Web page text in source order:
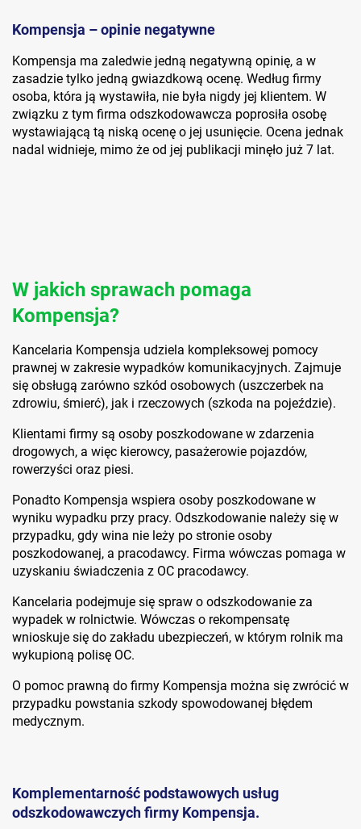
Kompensja – opinie negatywne
Kompensja ma zaledwie jedną negatywną opinię, a w
zasadzie tylko jedną gwiazdkową ocenę. Według firmy
osoba, która ją wystawiła, nie była nigdy jej klientem. W
związku z tym firma odszkodowawcza poprosiła osobę
wystawiającą tą niską ocenę o jej usunięcie. Ocena jednak
nadal widnieje, mimo że od jej publikacji minęło już 7 lat.
W jakich sprawach pomaga
Kompensja?
Kancelaria Kompensja udziela kompleksowej pomocy
prawnej w zakresie wypadków komunikacyjnych. Zajmuje
się obsługą zarówno szkód osobowych (uszczerbek na
zdrowiu, śmierć), jak i rzeczowych (szkoda na pojeździe).
Klientami firmy są osoby poszkodowane w zdarzenia
drogowych, a więc kierowcy, pasażerowie pojazdów,
rowerzyści oraz piesi.
Ponadto Kompensja wspiera osoby poszkodowane w
wyniku wypadku przy pracy. Odszkodowanie należy się w
przypadku, gdy wina nie leży po stronie osoby
poszkodowanej, a pracodawcy. Firma wówczas pomaga w
uzyskaniu świadczenia z OC pracodawcy.
Kancelaria podejmuje się spraw o odszkodowanie za
wypadek w rolnictwie. Wówczas o rekompensatę
wnioskuje się do zakładu ubezpieczeń, w którym rolnik ma
wykupioną polisę OC.
O pomoc prawną do firmy Kompensja można się zwrócić w
przypadku powstania szkody spowodowanej błędem
medycznym.
Komplementarność podstawowych usług
odszkodowawczych firmy Kompensja.